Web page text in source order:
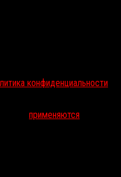
конфиденциальности
применяются